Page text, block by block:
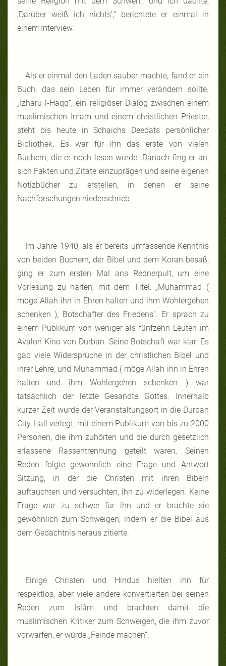
‚Darüber weiß ich nichts’,“ berichtete er einmal in
einem Interview.
Als er einmal den Laden sauber machte, fand er ein
Buch, das sein Leben für immer verändern sollte.
„Izharu l-Haqq“, ein religiöser Dialog zwischen einem
muslimischen Imam und einem christlichen Priester,
steht bis heute in Schaichs Deedats persönlicher
Bibliothek. Es war für ihn das erste von vielen
Büchern, die er noch lesen würde. Danach fing er an,
sich Fakten und Zitate einzuprägen und seine eigenen
Notizbücher zu erstellen, in denen er seine
Nachforschungen niederschrieb.
Im Jahre 1940, als er bereits umfassende Kenntnis
von beiden Büchern, der Bibel und dem Koran besaß,
ging er zum ersten Mal ans Rednerpult, um eine
Vorlesung zu halten, mit dem Titel: „Muhammad (
möge Allah ihn in Ehren halten und ihm Wohlergehen
schenken ), Botschafter des Friedens“. Er sprach zu
einem Publikum von weniger als fünfzehn Leuten im
Avalon Kino von Durban. Seine Botschaft war klar: Es
gab viele Widersprüche in der christlichen Bibel und
ihrer Lehre, und Muhammad ( möge Allah ihn in Ehren
halten und ihm Wohlergehen schenken ) war
tatsächlich der letzte Gesandte Gottes. Innerhalb
kurzer Zeit wurde der Veranstaltungsort in die Durban
City Hall verlegt, mit einem Publikum von bis zu 2000
Personen, die ihm zuhörten und die durch gesetzlich
erlassene Rassentrennung geteilt waren. Seinen
Reden folgte gewöhnlich eine Frage und Antwort
Sitzung, in der die Christen mit ihren Bibeln
auftauchten und versuchten, ihn zu widerlegen. Keine
Frage war zu schwer für ihn und er brachte sie
gewöhnlich zum Schweigen, indem er die Bibel aus
dem Gedächtnis heraus zitierte.
Einige Christen und Hindus hielten ihn für
respektlos, aber viele andere konvertierten bei seinen
Reden zum Islâm und brachten damit die
muslimischen Kritiker zum Schweigen, die ihm zuvor
vorwarfen, er würde „Feinde machen“.